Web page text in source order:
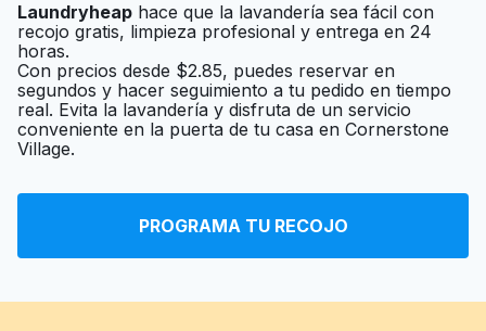
Laundryheap hace que la lavandería sea fácil con
recojo gratis, limpieza profesional y entrega en 24
horas.
Con precios desde $2.85, puedes reservar en
segundos y hacer seguimiento a tu pedido en tiempo
real. Evita la lavandería y disfruta de un servicio
conveniente en la puerta de tu casa en Cornerstone
Village.
PROGRAMA TU RECOJO